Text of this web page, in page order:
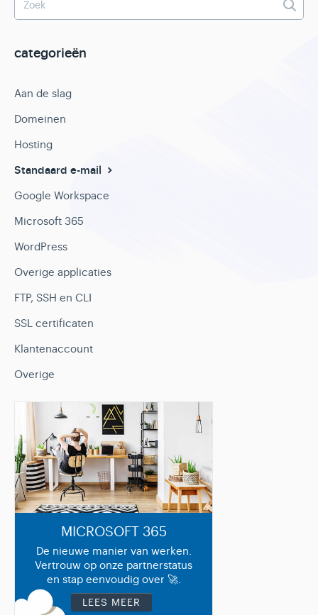
categorieën
Aan de slag
Domeinen
Hosting
Standaard e-mail
Google Workspace
Microsoft 365
WordPress
Overige applicaties
FTP, SSH en CLI
SSL certificaten
Klantenaccount
Overige
MICROSOFT 365
De nieuwe manier van werken.
Vertrouw op onze partnerstatus
en stap eenvoudig over 🚀.
LEES MEER